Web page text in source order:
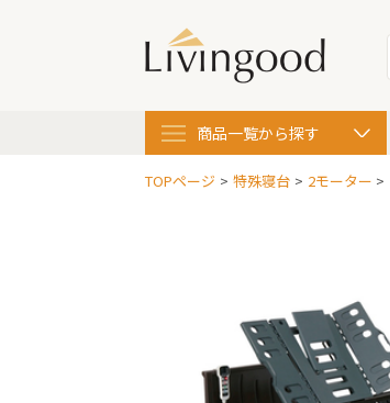
商品一覧から探す
TOPページ 特殊寝台 2モーター